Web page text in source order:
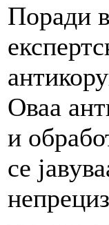
Поради
Оваа
и
се